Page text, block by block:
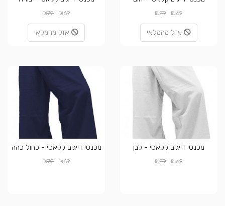
₪69
₪79
אזל מהמלאי
₪69
₪79
אזל מהמלאי
מכנסי דייגים קלאסי - לבן
₪69
₪79
מכנסי דייגים קלאסי - כחול כהה
₪69
₪79